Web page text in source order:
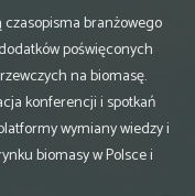
czasopisma branżowego
poświęconych
na biomasę.
konferencji i spotkań
wymiany wiedzy i
biomasy w Polsce i